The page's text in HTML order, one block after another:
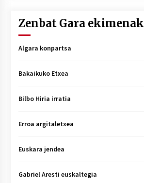
Zenbat Gara ekimenak
Algara konpartsa
Bakaikuko Etxea
Bilbo Hiria irratia
Erroa argitaletxea
Euskara jendea
Gabriel Aresti euskaltegia